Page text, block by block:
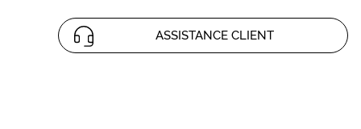
ASSISTANCE CLIENT